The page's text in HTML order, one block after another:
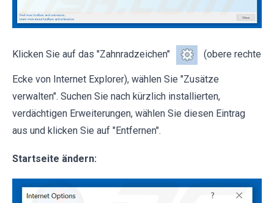
Klicken Sie auf das "Zahnradzeichen" (obere rechte
Ecke von Internet Explorer), wählen Sie "Zusätze
verwalten". Suchen Sie nach kürzlich installierten,
verdächtigen Erweiterungen, wählen Sie diesen Eintrag
aus und klicken Sie auf "Entfernen".
Startseite ändern: